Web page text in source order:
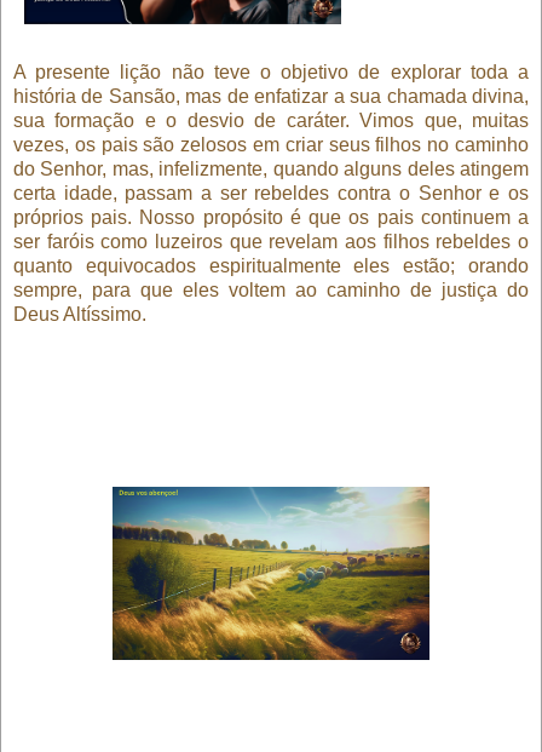
A presente lição não teve o objetivo de explorar toda a
história de Sansão, mas de enfatizar a sua chamada divina,
sua formação e o desvio de caráter. Vimos que, muitas
vezes, os pais são zelosos em criar seus filhos no caminho
do Senhor, mas, infelizmente, quando alguns deles atingem
certa idade, passam a ser rebeldes contra o Senhor e os
próprios pais. Nosso propósito é que os pais continuem a
ser faróis como luzeiros que revelam aos filhos rebeldes o
quanto equivocados espiritualmente eles estão; orando
sempre, para que eles voltem ao caminho de justiça do
Deus Altíssimo.